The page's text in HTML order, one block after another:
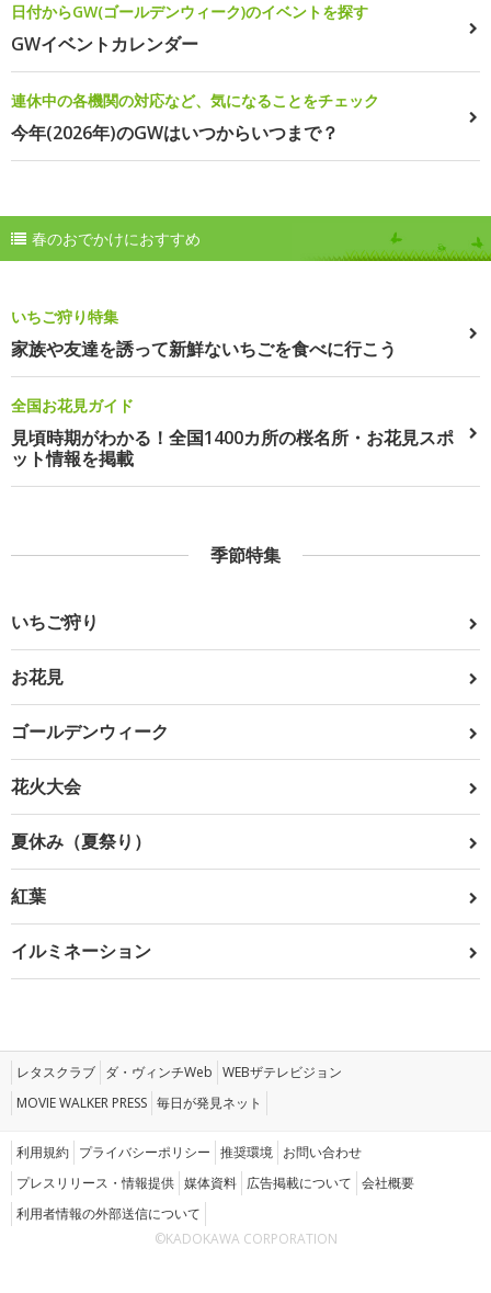
日付からGW(ゴールデンウィーク)のイベントを探す
GWイベントカレンダー
連休中の各機関の対応など、気になることをチェック
今年(2026年)のGWはいつからいつまで？
春のおでかけにおすすめ
いちご狩り特集
家族や友達を誘って新鮮ないちごを食べに行こう
全国お花見ガイド
見頃時期がわかる！全国1400カ所の桜名所・お花見スポ
ット情報を掲載
季節特集
いちご狩り
お花見
ゴールデンウィーク
花火大会
夏休み（夏祭り）
紅葉
イルミネーション
レタスクラブ ダ・ヴィンチWeb WEBザテレビジョン
MOVIE WALKER PRESS 毎日が発見ネット
利用規約 プライバシーポリシー 推奨環境 お問い合わせ
プレスリリース・情報提供 媒体資料 広告掲載について 会社概要
利用者情報の外部送信について
©KADOKAWA CORPORATION